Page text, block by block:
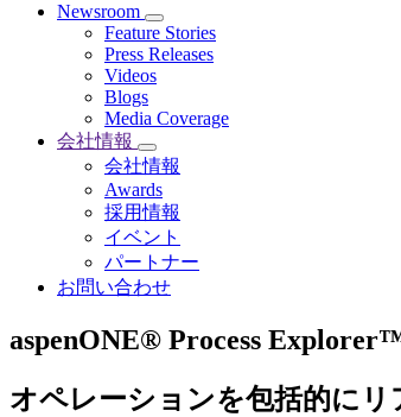
Newsroom
Feature Stories
Press Releases
Videos
Blogs
Media Coverage
会社情報
会社情報
Awards
採用情報
イベント
パートナー
お問い合わせ
aspenONE® Process
オペレーションを包括的に